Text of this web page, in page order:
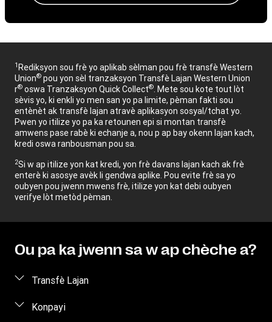
1Rediksyon sou frè yo aplikab sèlman pou frè transfè Western
Union® pou yon sèl tranzaksyon Transfè Lajan Western Union
r® oswa Tranzaksyon Quick Collect®. Mete sou kote tout lòt
sèvis yo, ki enkli yo men san yo pa limite, pèman fakti sou
entènèt ak transfè lajan atravè aplikasyon sosyal/tchat yo.
Pwen yo itilize yo pa ka retounen epi si montan transfè
amwens pase rabè ki echanje a, nou p ap bay okenn lajan kach,
kredi oswa ranbousman pou sa.
2Si w ap itilize yon kat kredi, yon frè davans lajan kach ak frè
enterè ki asosye avèk li gendwa aplike. Pou evite frè sa yo
oubyen pou jwenn mwens frè, itilize yon kat debi oubyen
verifye lòt metòd pèman.
Ou pa ka jwenn sa w ap chèche a?
Transfè Lajan
Voye lajan
Konpayi